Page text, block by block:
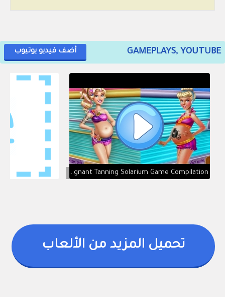
GAMEPLAYS, YOUTUBE أضف فيديو يوتيوب
Disney Princess Cinderella and Barbie Pregnant Tanning Solarium Game Compilation
تحميل المزيد من الألعاب